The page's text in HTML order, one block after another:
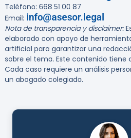
Teléfono: 668 51 00 87
Email: info@asesor.legal
Nota de transparencia y disclaimer:
elaborado con apoyo de
artificial para garantizar una
sobre el tema. Este contenido
Cada caso requiere un análisis
un abogado colegiado.